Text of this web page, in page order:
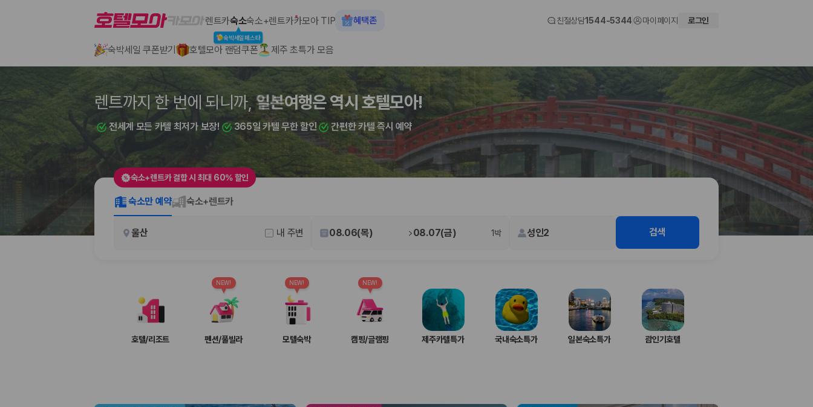
2000만 이용고객이 선택한 제주 렌트카 가격비교 플랫폼
제주렌트카 가격비교는 카모아에서 한 번에
제주도 렌트카는 업체마다 차량 가격, 보험 조건, 면책금, 보상 한도, 인수 장소, 취소 규정이 다릅니다. 카모아는 여러 제주 렌트카 업체의 조건을 한 화면에서 비교해 사용자가 자신의 일정과 예산에 맞는 차량을 선택할 수 있도
일반자차, 완전자차, 슈퍼자차의 면책금과 보상 한도를 비교합니다.
셔틀 이동, 인수 위치, 반납 편의성을 함께 확인합니다.
비교 후 원하는 차량을 바로 예약할 수 있습니다.
렌트카숙소
숙박세일페스타
숙소+렌트카카모아 TIP 혜택존 친절상담1544-5344 마이페이지 로그인
숙박세일 쿠폰받기 호텔모아 랜덤쿠폰 제주 초특가 모음
렌트까지 한 번에 되니까, 부산여행은 역시 호텔모아!
전세계 모든 카텔 최저가 보장! 365일 카텔 무한 할인 간편한 카텔 즉시 예약
숙소+렌트카 결합 시 최대 60% 할인
숙소만 예약 숙소+렌트카
울산 내 주변 08.06(목) 08.07(금) 1박 성인2 검색
호텔/리조트 펜션/풀빌라
NEW!
모텔숙박
NEW!
캠핑/글램핑
NEW!
제주카텔특가 국내숙소특가 일본숙소특가 괌인기호텔